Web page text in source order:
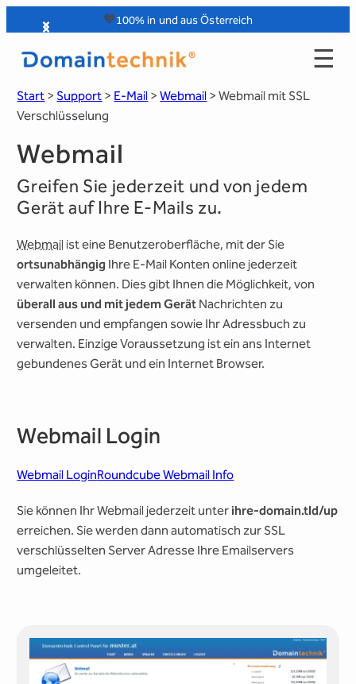
Inhalt
springen
🧡100% in und aus Österreich
☰
Start > Support > E-Mail >Webmail >Webmail mit SSL
Verschlüsselung
Webmail
Greifen Sie jederzeit und von jedem
Gerät auf Ihre E-Mails zu.
Webmail ist eine Benutzeroberfläche, mit der Sie
ortsunabhängig Ihre E-Mail Konten online jederzeit
verwalten können. Dies gibt Ihnen die Möglichkeit, von
überall aus und mit jedem Gerät Nachrichten zu
versenden und empfangen sowie Ihr Adressbuch zu
verwalten. Einzige Voraussetzung ist ein ans Internet
gebundenes Gerät und ein Internet Browser.
Webmail Login
Webmail LoginRoundcube Webmail Info
Sie können Ihr Webmail jederzeit unterihre-domain.tld/up
erreichen. Sie werden dann automatisch zur SSL
verschlüsselten Server Adresse Ihre Emailservers
umgeleitet.